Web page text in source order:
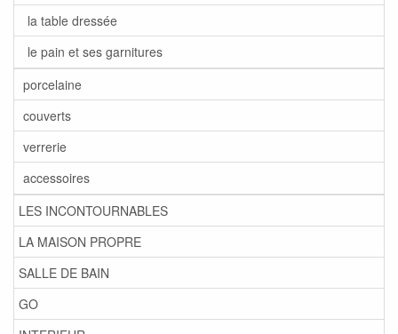
la table dressée
le pain et ses garnitures
porcelaine
couverts
verrerie
accessoires
LES INCONTOURNABLES
LA MAISON PROPRE
SALLE DE BAIN
GO